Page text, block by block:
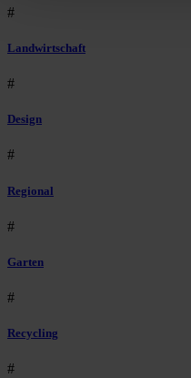
#
Landwirtschaft
#
Design
#
Regional
#
Garten
#
Recycling
#